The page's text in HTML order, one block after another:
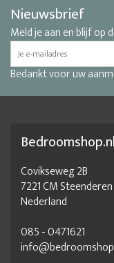
Nieuwsbrief
Meld je aan en blijf op
Bedankt voor uw
Bedroomshop.nl
Covikseweg 2B
7221 CM Steenderen
Nederland
085 - 0471621